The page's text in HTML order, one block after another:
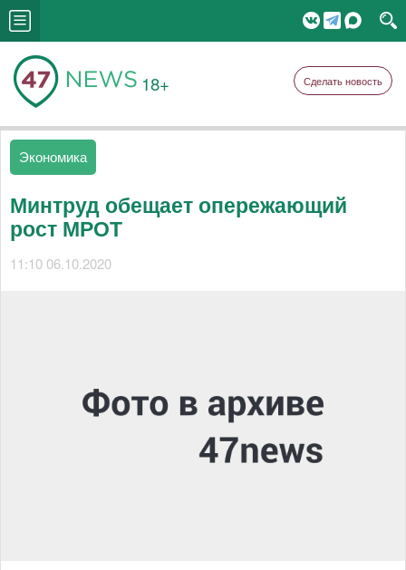
18+ Сделать новость
Экономика
Минтруд обещает опережающий
рост МРОТ
11:10 06.10.2020